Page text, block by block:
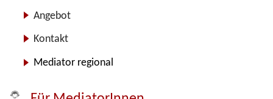
Angebot
Kontakt
Mediator regional